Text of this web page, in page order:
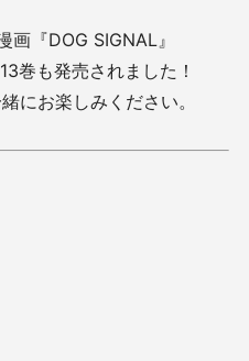
『DOG SIGNAL』
巻も発売されました！
にお楽しみください。